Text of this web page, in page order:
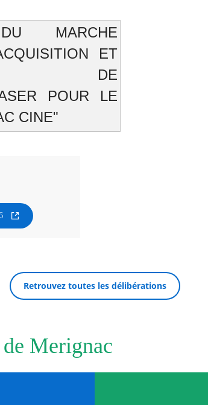
MARCHE
ET
DE
POUR LE
CINE"
Retrouvez toutes les délibérations
Merignac